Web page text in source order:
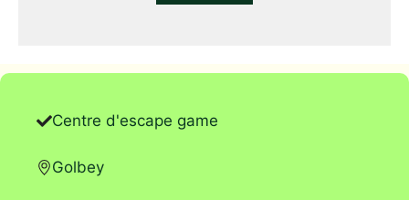
Centre d'escape game
Golbey